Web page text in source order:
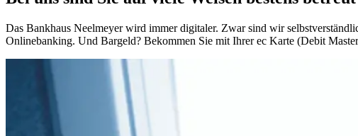
Das Bankhaus Neelmeyer wird immer digitaler. Zwar sind wir
Onlinebanking. Und Bargeld? Bekommen Sie mit Ihrer ec Karte (Debit